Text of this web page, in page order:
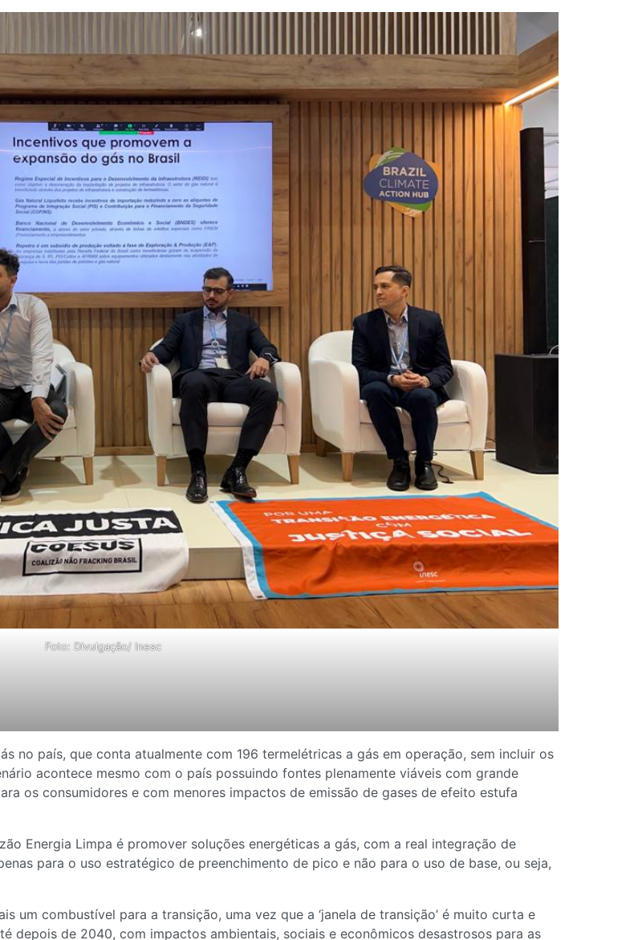
Foto: Divulgação/ Inesc
no país, que conta atualmente com 196 termelétricas a gás em operação, sem incluir os
acontece mesmo com o país possuindo fontes plenamente viáveis com grande
os consumidores e com menores impactos de emissão de gases de efeito estufa
Energia Limpa é promover soluções energéticas a gás, com a real integração de
para o uso estratégico de preenchimento de pico e não para o uso de base, ou seja,
um combustível para a transição, uma vez que a ‘janela de transição’ é muito curta e
depois de 2040, com impactos ambientais, sociais e econômicos desastrosos para as